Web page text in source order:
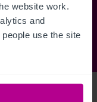
website work.
and
use the site